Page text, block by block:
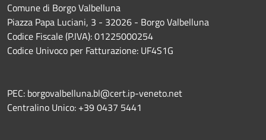
Comune di Borgo Valbelluna
Piazza Papa Luciani, 3 - 32026 - Borgo Valbelluna
Codice Fiscale (P.IVA): 01225000254
Codice Univoco per Fatturazione: UF4S1G
PEC: borgovalbelluna.bl@cert.ip-veneto.net
Centralino Unico: +39 0437 5441